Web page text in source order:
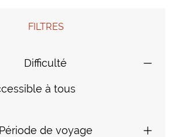
FILTRES
Difficulté
à tous
Période de voyage
voyage sur mesure